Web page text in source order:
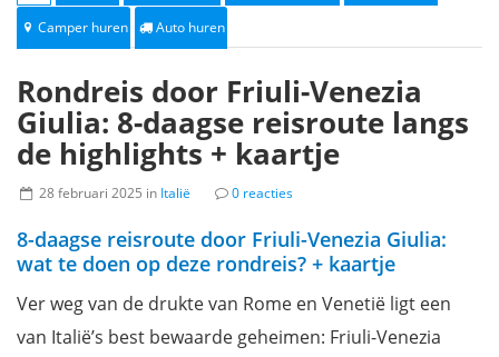
Camper huren Auto huren
Rondreis door Friuli-Venezia
Giulia: 8-daagse reisroute langs
de highlights + kaartje
28 februari 2025 in Italië 0 reacties
8-daagse reisroute door Friuli-Venezia Giulia:
wat te doen op deze rondreis? + kaartje
Ver weg van de drukte van Rome en Venetië ligt een
van Italië’s best bewaarde geheimen: Friuli-Venezia